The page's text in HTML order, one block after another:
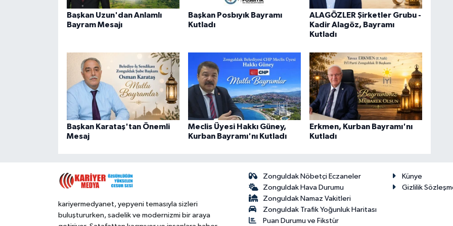
Başkan Uzun'dan Anlamlı
Bayram Mesajı
Başkan Posbıyık Bayramı
Kutladı
ALAGÖZLER Şirketler Grubu -
Kadir Alagöz, Bayramı
Kutladı
Başkan Karataş'tan Önemli
Mesaj
Meclis Üyesi Hakkı Güney,
Kurban Bayramı'nı Kutladı
Erkmen, Kurban Bayramı'nı
Kutladı
kariyermedyanet, yepyeni temasıyla sizleri
buluştururken, sadelik ve modernizmi bir araya
Zonguldak Nöbetçi Eczaneler
Zonguldak Hava Durumu
Zonguldak Namaz Vakitleri
Zonguldak Trafik Yoğunluk Haritası
Puan Durumu ve Fikstür
Künye
Gizlilik